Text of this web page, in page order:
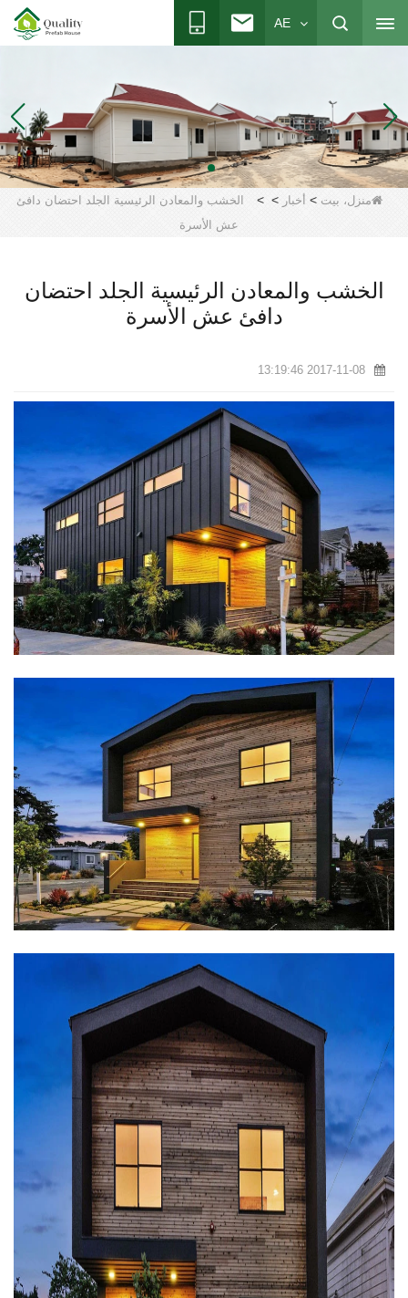
AE
منزل، بيت > أخبار >
>
الخشب والمعادن الرئيسية الجلد احتضان دافئ
عش الأسرة
الخشب والمعادن الرئيسية الجلد احتضان
دافئ عش الأسرة
2017-11-08 13:19:46